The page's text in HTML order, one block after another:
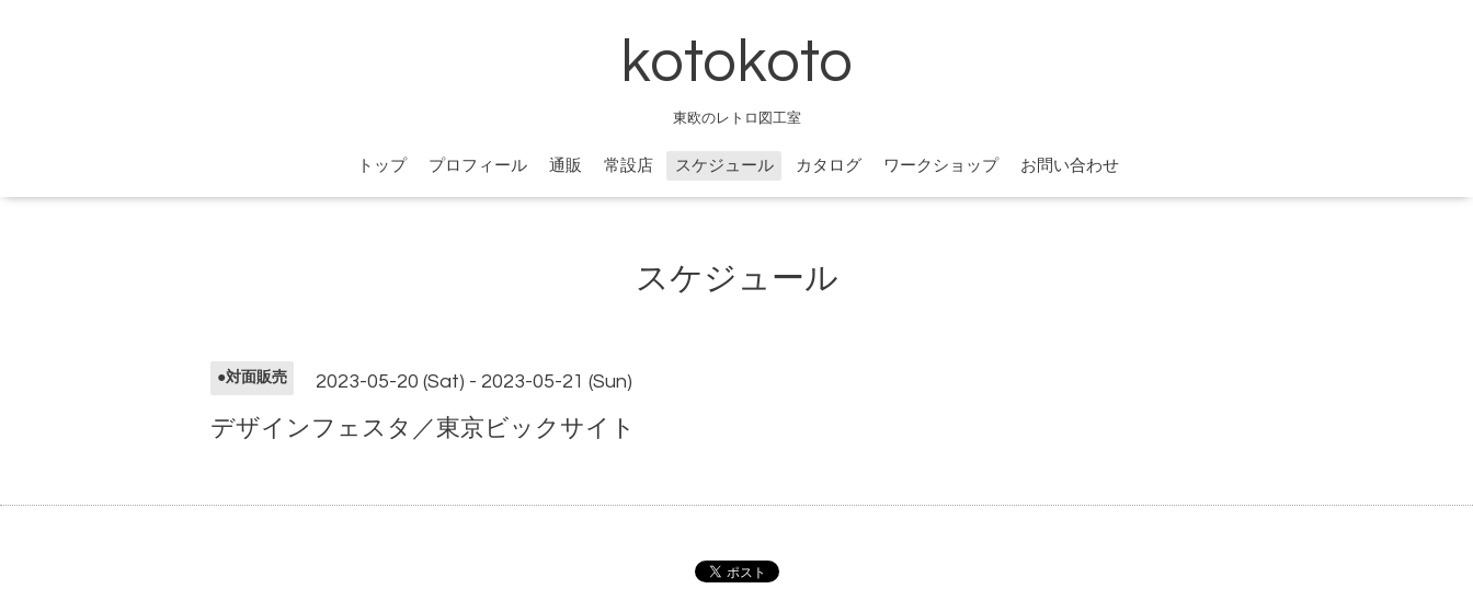
kotokoto
東欧のレトロ図工室
トップ プロフィール 通販 常設店 スケジュール カタログ ワークショップ お問い合わせ
スケジュール
●対面販売 2023-05-20 (Sat) - 2023-05-21 (Sun)
デザインフェスタ／東京ビックサイト